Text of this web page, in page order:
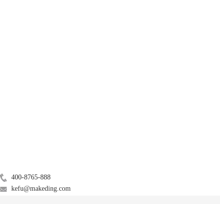
400-8765-888
kefu@makeding.com